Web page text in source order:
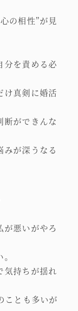
の相性”が見
分を責める必
け真剣に婚活
断ができんな
みが深うなる
が悪いがやろ
気持ちが揺れ
ことも多いが